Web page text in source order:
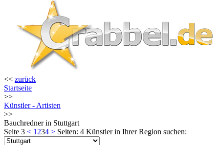
<< zurück
Startseite
>>
Künstler - Artisten
>>
Bauchredner in Stuttgart
Seite 3 < 1 234 > Seiten: 4 Künstler in Ihrer Region suchen: